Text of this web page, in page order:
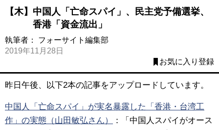
【木】中国人「亡命スパイ」、民主党予備選挙、
香港「資金流出」
執筆者： フォーサイト編集部
2019年11月28日
お気に入り登録
昨日午後、以下2本の記事をアップロードしています。
中国人「亡命スパイ」が実名暴露した「香港・台湾工
作」の実態（山田敏弘さん）
：「中国人スパイがオース